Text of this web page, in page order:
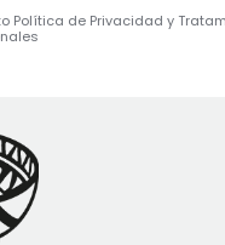
Política de Privacidad y